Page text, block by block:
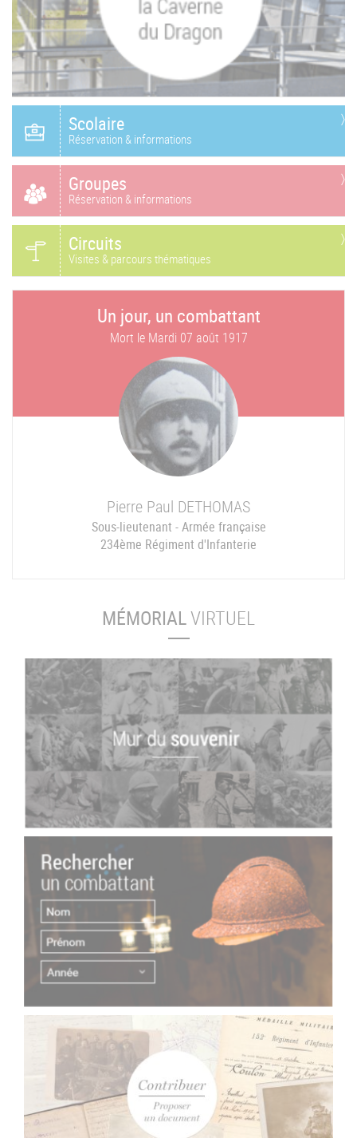
Scolaire
Réservation & informations
Groupes
Réservation & informations
Circuits
Visites & parcours thématiques
Un jour, un combattant
Mort le Mardi 07 août 1917
Pierre Paul DETHOMAS
Sous-lieutenant - Armée française
234ème Régiment d'Infanterie
MÉMORIALVIRTUEL